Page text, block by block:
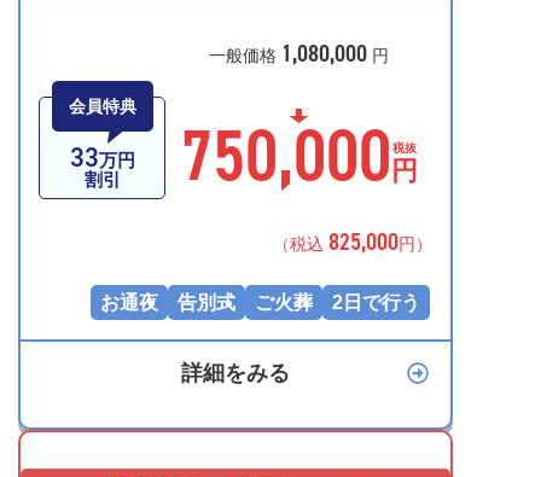
会員特典
33万円
割引
一般価格 1,080,000 円
税抜
750,000 円
（税込 825,000円）
お通夜 告別式 ご火葬 2日で行う
詳細をみる